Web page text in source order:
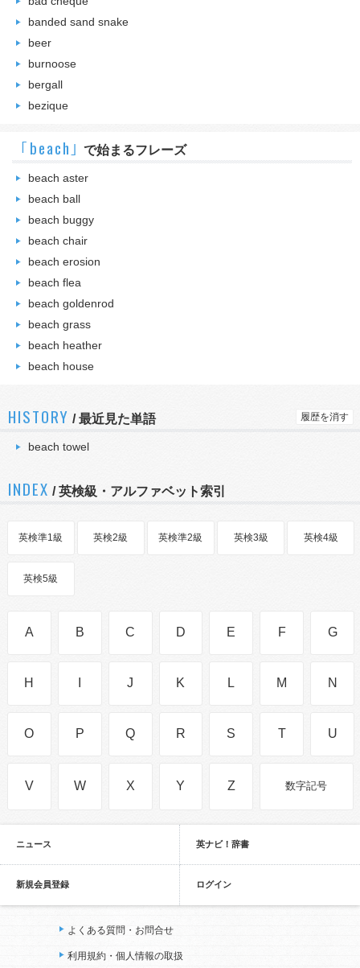
banded sand snake
beer
burnoose
bergall
bezique
｢beach｣ で始まるフレーズ
beach aster
beach ball
beach buggy
beach chair
beach erosion
beach flea
beach goldenrod
beach grass
beach heather
beach house
HISTORY /最近見た単語 履歴を消す
beach towel
INDEX / 英検級・アルファベット索引
英検準1級 英検2級 英検準2級 英検3級 英検4級
英検5級
A B C D E F G
H J K L M N
O P Q R S T U
V W X Y Z 数字記号
ニュース 英ナビ！辞書
新規会員登録 ログイン
よくある質問・お問合せ
利用規約・個人情報の取扱